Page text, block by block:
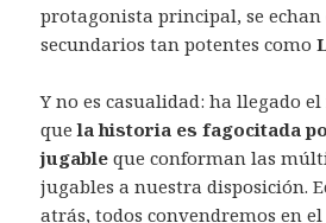
protagonista principal, se echan
secundarios tan potentes como
Y no es casualidad: ha llegado
que la historia es fagocitada
jugable que conforman las
jugables a nuestra disposición.
atrás, todos convendremos en